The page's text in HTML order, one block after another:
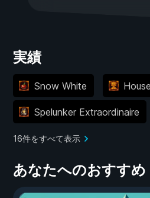
実績
Snow White
Spelunker Extraordinaire
16件をすべて表示
あなたへのおすすめ